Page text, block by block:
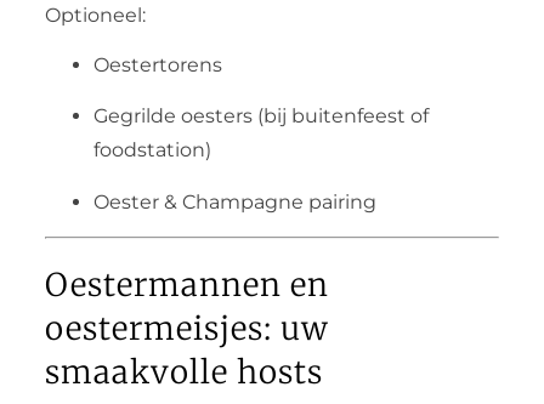
Optioneel:
Oestertorens
Gegrilde oesters (bij buitenfeest of
foodstation)
Oester & Champagne pairing
Oestermannen en
oestermeisjes: uw
smaakvolle hosts